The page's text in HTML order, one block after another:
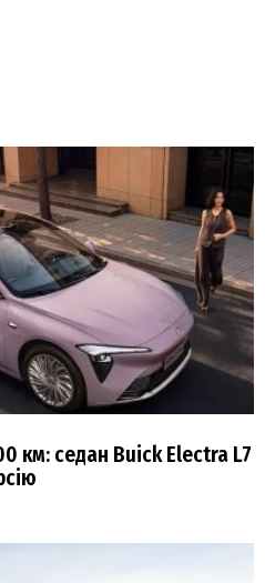
км: седан Buick Electra L7